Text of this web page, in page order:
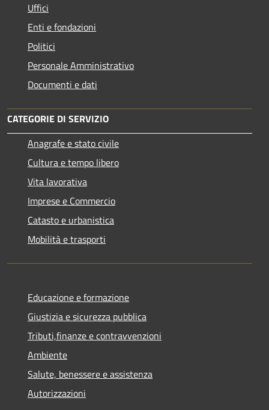
Uffici
Enti e fondazioni
Politici
Personale Amministrativo
Documenti e dati
CATEGORIE DI SERVIZIO
Anagrafe e stato civile
Cultura e tempo libero
Vita lavorativa
Imprese e Commercio
Catasto e urbanistica
Mobilità e trasporti
Educazione e formazione
Giustizia e sicurezza pubblica
Tributi,finanze e contravvenzioni
Ambiente
Salute, benessere e assistenza
Autorizzazioni